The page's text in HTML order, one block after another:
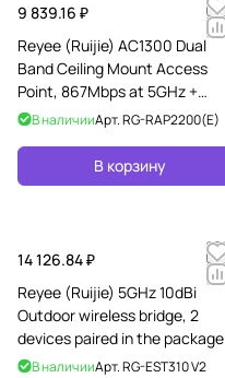
9 839.16 ₽
Reyee (Ruijie) AC1300 Dual
Band Ceiling Mount Access
Point, 867Mbps at 5GHz +
400Mbps at 2.4GHz, 2
В наличииАрт.RG-RAP2200(E)
В корзину
14 126.84 ₽
Reyee (Ruijie) 5GHz 10dBi
Outdoor wireless bridge, 2
devices paired in the package
for the camera-end and NVR-
В наличииАрт.RG-EST310 V2